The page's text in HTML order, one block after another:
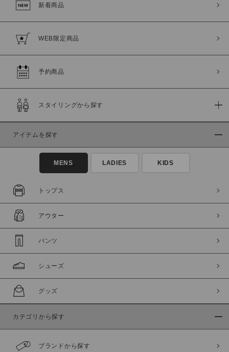
在庫
新着商品
WEB限定商品
予約商品
スタイリングから探す
アイテムを探す
MENS LADIES KIDS
トップス
アウター
パンツ
シューズ
グッズ
カテゴリから探す
ブランドから探す